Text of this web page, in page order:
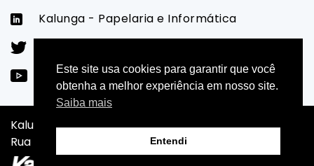
Kalunga - Papelaria e Informática
/LojasKalunga
Kalunga SA - CNPJ: 43.283.811/0001-50 - Endereço:
Rua da Mooca, 766 - São Paulo - SP - CEP: 03104-000
Este site usa cookies para garantir que você
obtenha a melhor experiência em nosso site.
Saiba mais
Entendi